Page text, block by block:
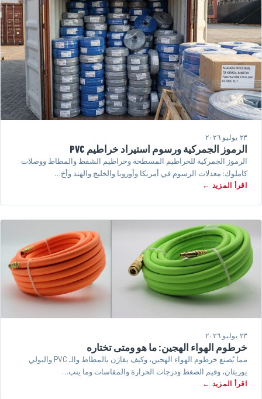
٢٣ يوليو ٢٠٢٦
الرموز الجمركية ورسوم استيراد خراطيم PVC
الرموز الجمركية للخراطيم المسطحة وخراطيم الشفط والمطاط ووصلات
كاملوك: معدلات الرسوم في أمريكا وأوروبا والخليج والهند وأخ…
اقرأ المزيد ←
٢٣ يوليو ٢٠٢٦
خرطوم الهواء الهجين: ما هو ومتى تختاره
مما يُصنع خرطوم الهواء الهجين، وكيف يقارَن بالمطاط والـ PVC والبولي
يوريثان، وقيم الضغط ودرجات الحرارة والمقاسات وما ينب…
اقرأ المزيد ←